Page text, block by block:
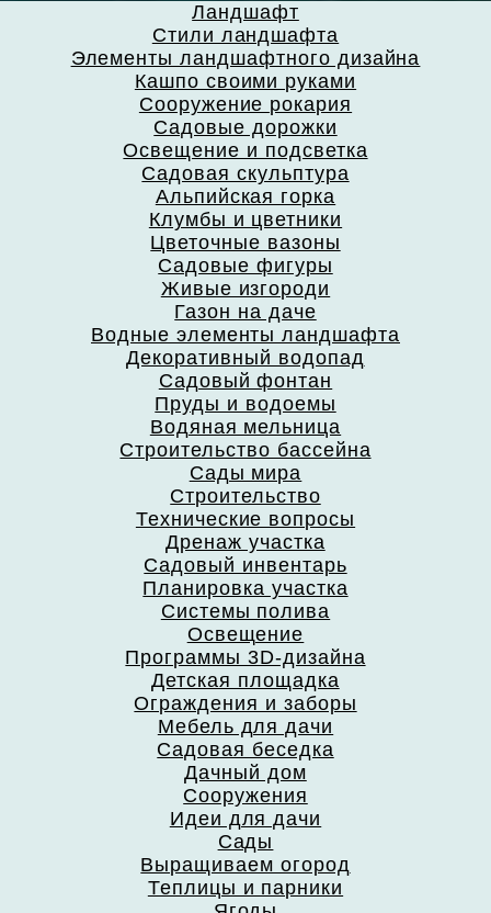
Ландшафт
Стили ландшафта
Элементы ландшафтного дизайна
Кашпо своими руками
Сооружение рокария
Садовые дорожки
Освещение и подсветка
Садовая скульптура
Альпийская горка
Клумбы и цветники
Цветочные вазоны
Садовые фигуры
Живые изгороди
Газон на даче
Водные элементы ландшафта
Декоративный водопад
Садовый фонтан
Пруды и водоемы
Водяная мельница
Строительство бассейна
Сады мира
Строительство
Технические вопросы
Дренаж участка
Садовый инвентарь
Планировка участка
Системы полива
Освещение
Программы 3D-дизайна
Детская площадка
Ограждения и заборы
Мебель для дачи
Садовая беседка
Дачный дом
Сооружения
Идеи для дачи
Сады
Выращиваем огород
Теплицы и парники